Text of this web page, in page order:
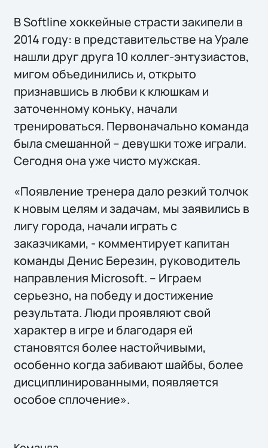
В Softline хоккейные страсти закипели в
2014 году: в представительстве на Урале
нашли друг друга 10 коллег-энтузиастов,
мигом объединились и, открыто
признавшись в любви к клюшкам и
заточенному коньку, начали
тренироваться. Первоначально команда
была смешанной – девушки тоже играли.
Сегодня она уже чисто мужская.
«Появление тренера дало резкий толчок
к новым целям и задачам, мы заявились в
лигу города, начали играть с
заказчиками, - комментирует капитан
команды Денис Березин, руководитель
направления Microsoft. – Играем
серьезно, на победу и достижение
результата. Люди проявляют свой
характер в игре и благодаря ей
становятся более настойчивыми,
особенно когда забивают шайбы, более
дисциплинированными, появляется
особое сплочение».